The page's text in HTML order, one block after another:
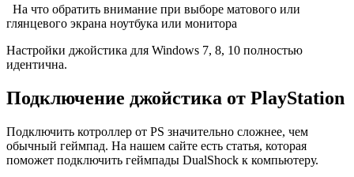
На что обратить внимание при выборе матового или
глянцевого экрана ноутбука или монитора
Настройки джойстика для Windows 7, 8, 10 полностью
идентична.
Подключение джойстика от PlayStation
Подключить котроллер от PS значительно сложнее, чем
обычный геймпад. На нашем сайте есть статья, которая
поможет подключить геймпады DualShock к компьютеру.